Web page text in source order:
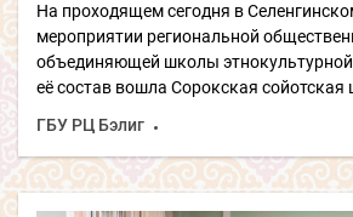
На проходящем сегодня в
мероприятии региональной
объединяющей школы этнокультурной
её состав вошла Сорокская сойотская
ГБУ РЦ Бэлиг